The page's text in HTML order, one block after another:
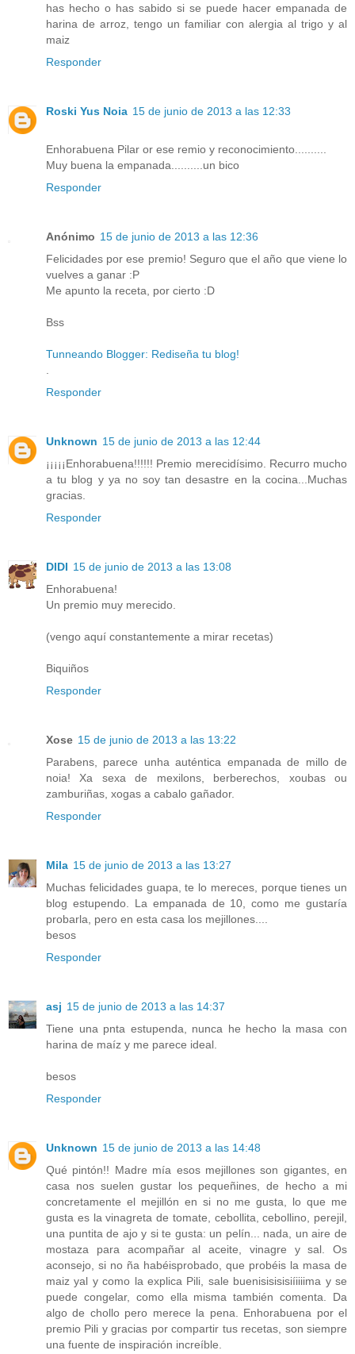
has hecho o has sabido si se puede hacer empanada de
harina de arroz, tengo un familiar con alergia al trigo y al
maiz
Responder
Roski Yus Noia 15 de junio de 2013 a las 12:33
Enhorabuena Pilar or ese remio y reconocimiento..........
Muy buena la empanada..........un bico
Responder
Anónimo 15 de junio de 2013 a las 12:36
Felicidades por ese premio! Seguro que el año que viene lo
vuelves a ganar :P
Me apunto la receta, por cierto :D
Bss
Tunneando Blogger: Rediseña tu blog!
Responder
Unknown 15 de junio de 2013 a las 12:44
¡¡¡¡¡Enhorabuena!!!!!! Premio merecidísimo. Recurro mucho
a tu blog y ya no soy tan desastre en la cocina...Muchas
gracias.
Responder
DIDI 15 de junio de 2013 a las 13:08
Enhorabuena!
Un premio muy merecido.
(vengo aquí constantemente a mirar recetas)
Biquiños
Responder
Xose 15 de junio de 2013 a las 13:22
Parabens, parece unha auténtica empanada de millo de
noia! Xa sexa de mexilons, berberechos, xoubas ou
zamburiñas, xogas a cabalo gañador.
Responder
Mila 15 de junio de 2013 a las 13:27
Muchas felicidades guapa, te lo mereces, porque tienes un
blog estupendo. La empanada de 10, como me gustaría
probarla, pero en esta casa los mejillones....
besos
Responder
asj 15 de junio de 2013 a las 14:37
Tiene una pnta estupenda, nunca he hecho la masa con
harina de maíz y me parece ideal.
besos
Responder
Unknown 15 de junio de 2013 a las 14:48
Qué pintón!! Madre mía esos mejillones son gigantes, en
casa nos suelen gustar los pequeñines, de hecho a mi
concretamente el mejillón en si no me gusta, lo que me
gusta es la vinagreta de tomate, cebollita, cebollino, perejil,
una puntita de ajo y si te gusta: un pelín... nada, un aire de
mostaza para acompañar al aceite, vinagre y sal. Os
aconsejo, si no ña habéisprobado, que probéis la masa de
maiz yal y como la explica Pili, sale buenisisisisiíiiiima y se
puede congelar, como ella misma también comenta. Da
algo de chollo pero merece la pena. Enhorabuena por el
premio Pili y gracias por compartir tus recetas, son siempre
una fuente de inspiración increíble.